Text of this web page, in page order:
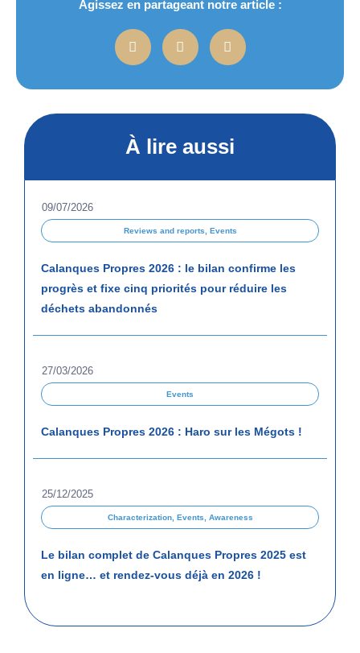
Agissez en partageant notre article :
À lire aussi
09/07/2026
Reviews and reports Events
Calanques Propres 2026 : le bilan confirme les
progrès et fixe cinq priorités pour réduire les
déchets abandonnés
27/03/2026
Events
Calanques Propres 2026 : Haro sur les Mégots !
25/12/2025
Characterization, Events Awareness
Le bilan complet de Calanques Propres 2025 est
en ligne… et rendez-vous déjà en 2026 !